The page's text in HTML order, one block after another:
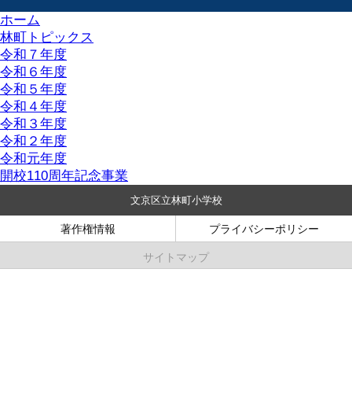
ホーム
林町トピックス
令和７年度
令和６年度
令和５年度
令和４年度
令和３年度
令和２年度
令和元年度
開校110周年記念事業
文京区立林町小学校
著作権情報 プライバシーポリシー
サイトマップ